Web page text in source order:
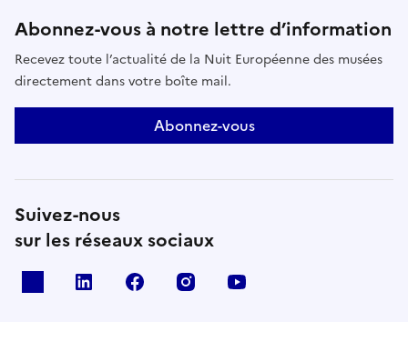
Abonnez-vous à notre lettre d’information
Recevez toute l’actualité de la Nuit Européenne des musées
directement dans votre boîte mail.
Abonnez-vous
Suivez-nous
sur les réseaux sociaux
Linkedin Facebook Instagram